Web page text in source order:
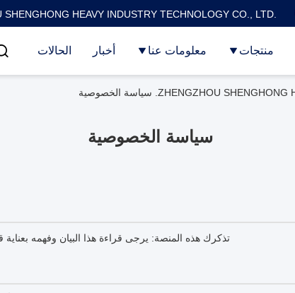
SHENGHONG HEAVY INDUSTRY TECHNOLOGY CO., LTD.
منتجات معلومات عنا أخبار الحالات
سياسة الخصوصية
تذكرك هذه المنصة: يرجى قراءة هذا البيان وفهمه